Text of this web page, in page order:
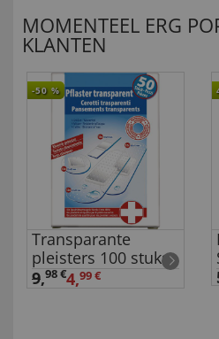
MOMENTEEL ERG
KLANTEN
-50 %
Transparante
pleisters 100 stuks
9,98 €4,99 €